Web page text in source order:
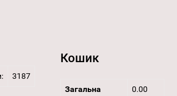
3187
Кошик
Загальна
0.00